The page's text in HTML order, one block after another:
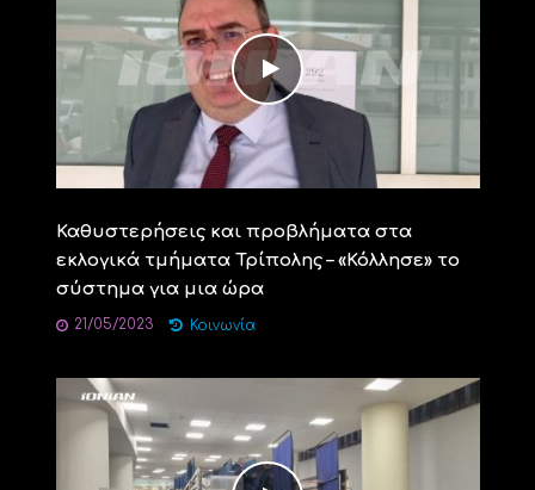
Καθυστερήσεις και προβλήματα στα
εκλογικά τμήματα Τρίπολης – «Κόλλησε» το
σύστημα για μια ώρα
21/05/2023 Κοινωνία